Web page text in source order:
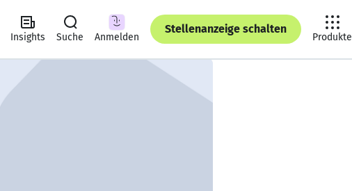
Insights Suche Anmelden
Stellenanzeige schalten
Produkte